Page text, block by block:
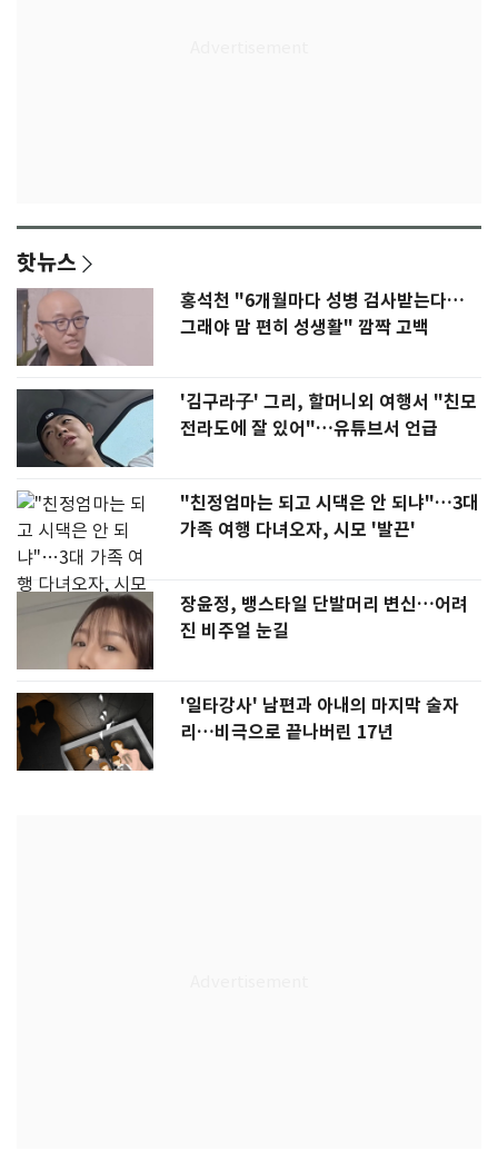
핫뉴스
홍석천 "6개월마다 성병 검사받는다…
그래야 맘 편히 성생활" 깜짝 고백
'김구라子' 그리, 할머니외 여행서 "친모
전라도에 잘 있어"…유튜브서 언급
"친정엄마는 되고 시댁은 안 되냐"…3대
가족 여행 다녀오자, 시모 '발끈'
장윤정, 뱅스타일 단발머리 변신…어려
진 비주얼 눈길
'일타강사' 남편과 아내의 마지막 술자
리…비극으로 끝나버린 17년